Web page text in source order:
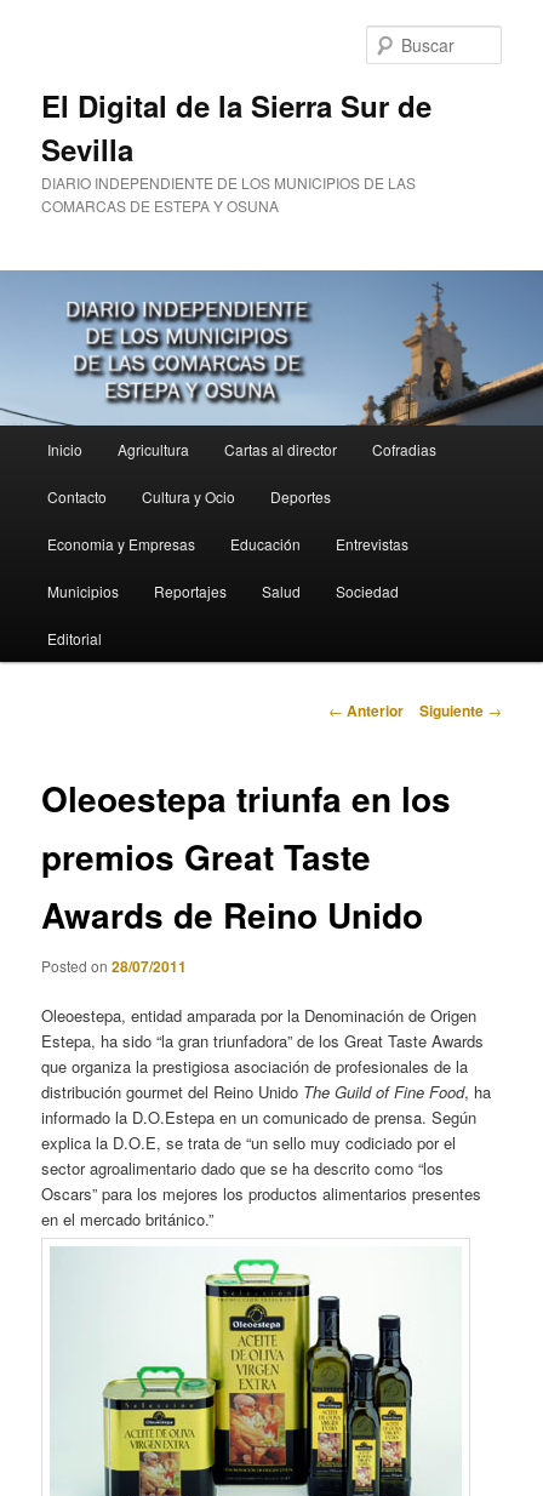
El Digital de la Sierra Sur de
Sevilla
DIARIO INDEPENDIENTE DE LOS MUNICIPIOS DE LAS
COMARCAS DE ESTEPA Y OSUNA
principal
Inicio Agricultura Cartas al director Cofradias
Contacto Cultura y Ocio Deportes
Economia y Empresas Educación Entrevistas
Municipios Reportajes Salud Sociedad
Editorial
Navegación
← Anterior Siguiente →
Oleoestepa triunfa en los
premios Great Taste
Awards de Reino Unido
Posted on28/07/2011
Oleoestepa, entidad amparada por la Denominación de Origen
Estepa, ha sido “la gran triunfadora” de los Great Taste Awards
que organiza la prestigiosa asociación de profesionales de la
distribución gourmet del Reino Unido The Guild of Fine Food, ha
informado la D.O.Estepa en un comunicado de prensa. Según
explica la D.O.E, se trata de “un sello muy codiciado por el
sector agroalimentario dado que se ha descrito como “los
Oscars” para los mejores los productos alimentarios presentes
en el mercado británico.”